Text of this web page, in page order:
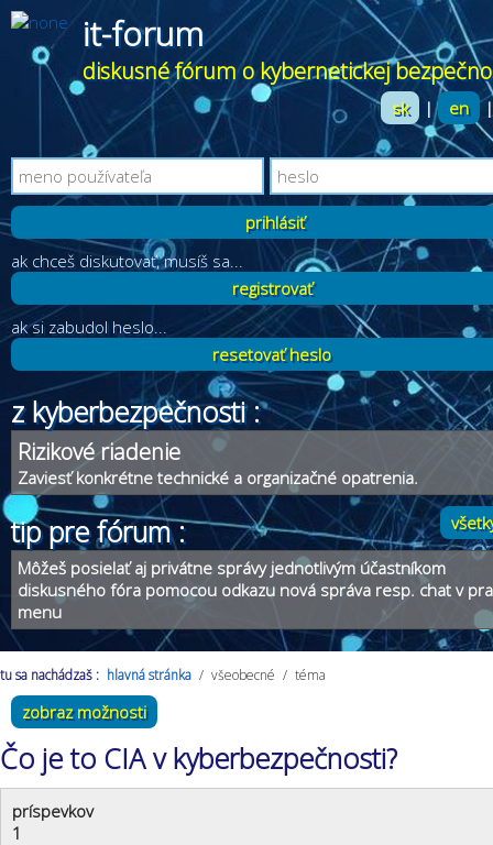
it-forum
diskusné fórum o kybernetickej
sk | en
ak chceš diskutovať, musíš sa...
registrovať
ak si zabudol heslo...
resetovať heslo
z kyberbezpečnosti :
Rizikové riadenie
Zaviesť konkrétne technické a organizačné opatrenia.
tip pre fórum :
Môžeš posielať aj privátne správy jednotlivým účastníkom
diskusného fóra pomocou odkazu nová správa resp. chat v
menu
tu sa nachádzaš : hlavná stránka / všeobecné / téma
zobraz možnosti
Čo je to CIA v kyberbezpečnosti?
príspevkov
1